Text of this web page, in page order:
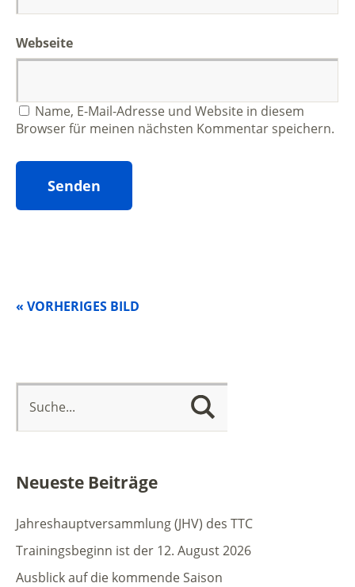
Webseite
Name, E-Mail-Adresse und Website in diesem
Browser für meinen nächsten Kommentar speichern.
« VORHERIGES BILD
Neueste Beiträge
Jahreshauptversammlung (JHV) des TTC
Trainingsbeginn ist der 12. August 2026
Ausblick auf die kommende Saison